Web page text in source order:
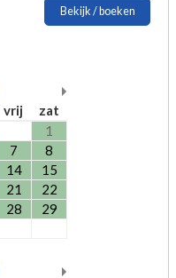
Bekijk / boeken
vrij
zat
1
7
8
14
15
21
22
28
29